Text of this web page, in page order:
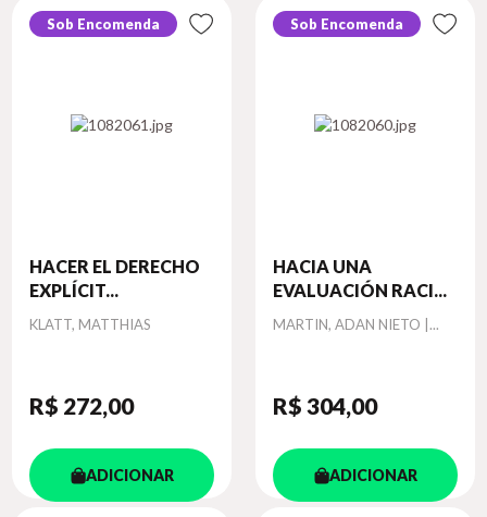
Sob Encomenda
HACER EL DERECHO
EXPLÍCIT...
Autor
KLATT, MATTHIAS
R$ 272,00
ADICIONAR
Sob Encomenda
HACIA UNA
EVALUACIÓN RACI...
Autor
MARTIN, ADAN NIETO |...
R$ 304,00
ADICIONAR